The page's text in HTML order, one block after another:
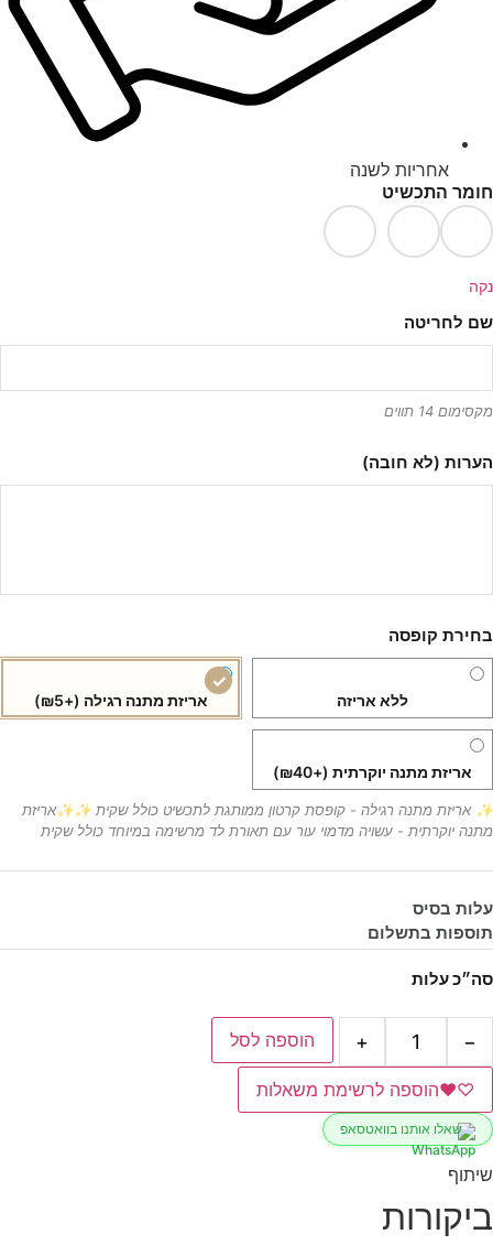
אחריות לשנה
חומר התכשיט
נקה
שם לחריטה
מקסימום 14 תווים
הערות (לא חובה)
בחירת קופסה
ללא אריזה אריזת מתנה רגילה (+₪5)
אריזת מתנה יוקרתית (+₪40)
✨ אריזת מתנה רגילה - קופסת קרטון ממותגת לתכשיט כולל שקית ✨✨אריזת
מתנה יוקרתית - עשויה מדמוי עור עם תאורת לד מרשימה במיוחד כולל שקית
עלות בסיס
תוספות בתשלום
סה״כ עלות
−
כמות
של
צמיד
אינפיניטי
לחריטה
+ הוספה לסל
♡
♥הוספה לרשימת משאלות
שאלו אותנו בוואטסאפ
שיתוף
ביקורות